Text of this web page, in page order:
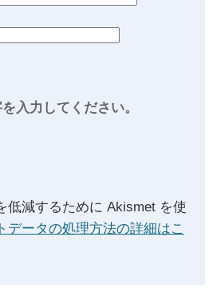
入力してください。
低減するために Akismet を使
データの処理方法の詳細はこ